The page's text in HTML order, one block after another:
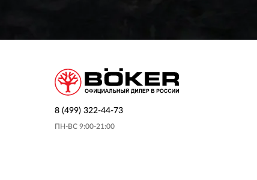
8 (499) 322-44-73
ПН-ВС 9:00-21:00